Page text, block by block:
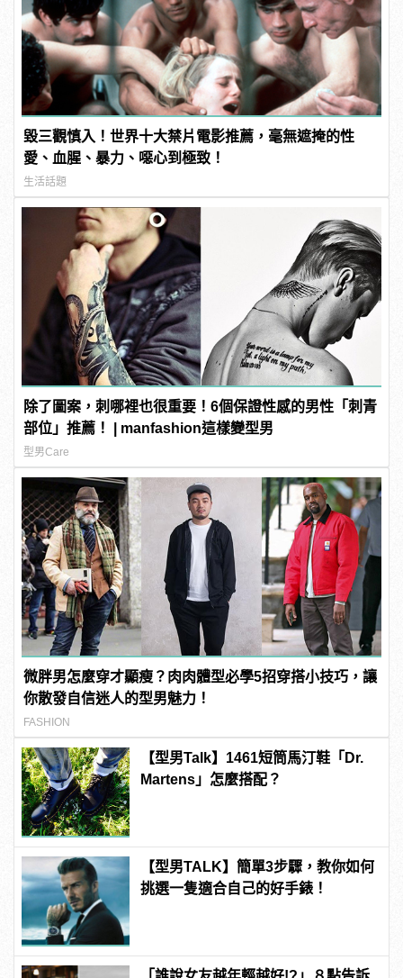
毀三觀慎入！世界十大禁片電影推薦，毫無遮掩的性
愛、血腥、暴力、噁心到極致！
生活話題
除了圖案，刺哪裡也很重要！6個保證性感的男性「刺青
部位」推薦！ | manfashion這樣變型男
型男Care
微胖男怎麼穿才顯瘦？肉肉體型必學5招穿搭小技巧，讓
你散發自信迷人的型男魅力！
FASHION
【型男Talk】1461短筒馬汀鞋「Dr.
Martens」怎麼搭配？
【型男TALK】簡單3步驟，教你如何
挑選一隻適合自己的好手錶！